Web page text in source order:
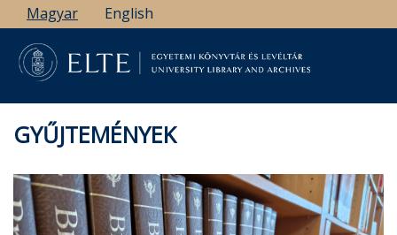
Ugrás
a
tartalomra
Magyar English
GYŰJTEMÉNYEK